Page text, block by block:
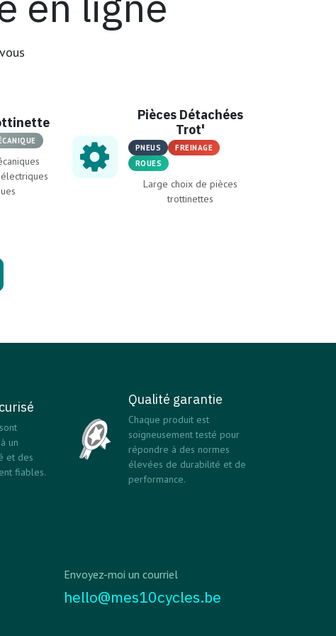
Pièces Détachées
Trot'
PNEUS
FREINAGE
ROUES
Large choix de pièces
trottinettes
un
et des
fiables.
Qualité garantie
Chaque produit est
soigneusement testé pour
répondre à des normes
élevées de durabilité et de
performance.
Envoyez-moi un courriel
hello@mes10cycles.be